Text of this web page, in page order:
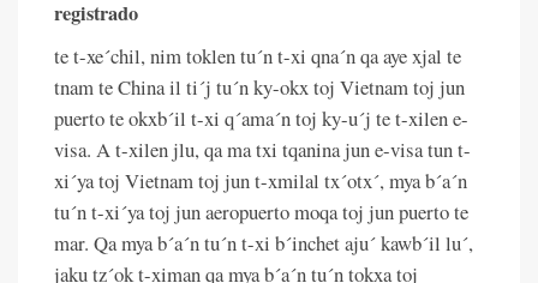
registrado
te t-xe´chil, nim toklen tu´n t-xi qna´n qa aye xjal te
tnam te China il ti´j tu´n ky-okx toj Vietnam toj jun
puerto te okxb´il t-xi q´ama´n toj ky-u´j te t-xilen e-
visa. A t-xilen jlu, qa ma txi tqanina jun e-visa tun t-
xi´ya toj Vietnam toj jun t-xmilal tx´otx´, mya b´a´n
tu´n t-xi´ya toj jun aeropuerto moqa toj jun puerto te
mar. Qa mya b´a´n tu´n t-xi b´inchet aju´ kawb´il lu´,
jaku tz´ok t-ximan qa mya b´a´n tu´n tokxa toj